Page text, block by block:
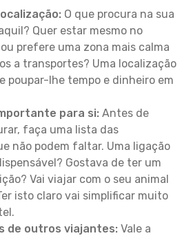
O que procura na sua
Quer estar mesmo no
prefere uma zona mais calma
a transportes? Uma localização
poupar-lhe tempo e dinheiro em
para si: Antes de
faça uma lista das
não podem faltar. Uma ligação
Gostava de ter um
Vai viajar com o seu animal
isto claro vai simplificar muito
de outros viajantes: Vale a